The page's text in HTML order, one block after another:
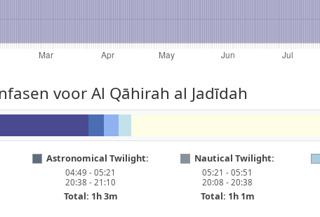
voor Al Qāhirah al Jadīdah
Astronomical Twilight:
04:49 - 05:21
20:38 - 21:10
Total: 1h 3m
Nautical Twilight:
05:21 - 05:51
20:08 - 20:38
Total: 1h 1m